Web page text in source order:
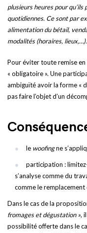
plusieurs heures pour
quotidiennes. Ce sont par
alimentation du bétail,
modalités (horaires, lieux,…).
Pour éviter toute remise
« obligatoire ». Une
ambiguïté avoir la forme «
pas faire l’objet d’un
le woofingne
participation :
s’analyse comme du
comme le remplacement
Dans le cas de la
fromages et dégustation »,
possibilité offerte dans le